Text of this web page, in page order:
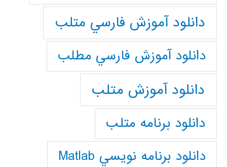
دانلود آموزش فارسي متلب
دانلود آموزش فارسي مطلب
دانلود آموزش متلب
دانلود برنامه متلب
دانلود برنامه نويسي Matlab